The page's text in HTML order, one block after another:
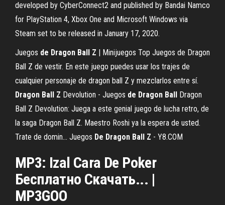
developed by CyberConnect2 and published by Bandai Namco
for PlayStation 4, Xbox One and Microsoft Windows via
Steam set to be released in January 17, 2020.
Juegos de Dragon Ball Z | Minijuegos Top Juegos de Dragon
Ball Z de vestir. En este juego puedes usar los trajes de
cualquier personaje de dragon ball Z y mezclarlos entre sí.
Dragon Ball Z Devolution - Juegos de Dragon Ball Dragon
Ball Z Devolution: Juega a este genial juego de lucha retro, de
la saga Dragon Ball Z. Maestro Roshi ya la espera de usted.
Trate de domin... Juegos De Dragon Ball Z - Y8.COM
MP3: Izal Cara De Poker
Бесплатно Скачать... |
MP3GOO